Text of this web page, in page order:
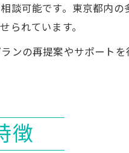
談可能です。東京都内
れています。
ンの再提案やサポート
徴